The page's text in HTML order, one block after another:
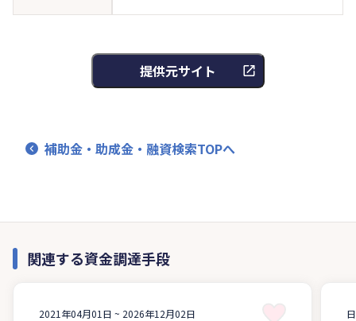
提供元サイト
補助金・助成金・融資検索TOPへ
関連する資金調達手段
2021年04月01日 ~ 2026年12月02日